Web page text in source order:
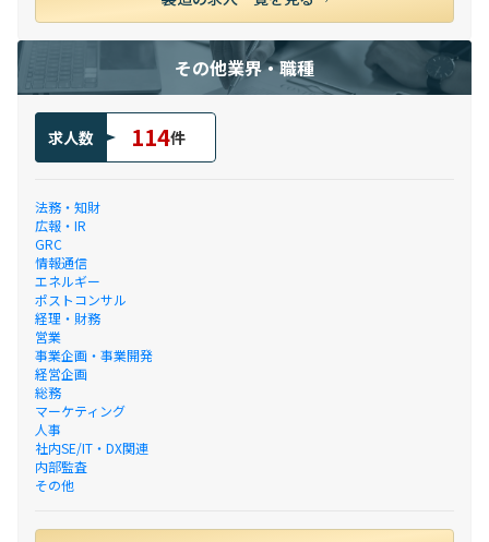
その他業界・職種
求人数 114件
法務・知財
広報・IR
GRC
情報通信
エネルギー
ポストコンサル
経理・財務
営業
事業企画・事業開発
経営企画
総務
マーケティング
人事
社内SE/IT・DX関連
内部監査
その他